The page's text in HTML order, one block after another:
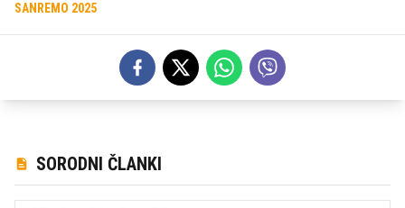
SANREMO 2025
SORODNI ČLANKI